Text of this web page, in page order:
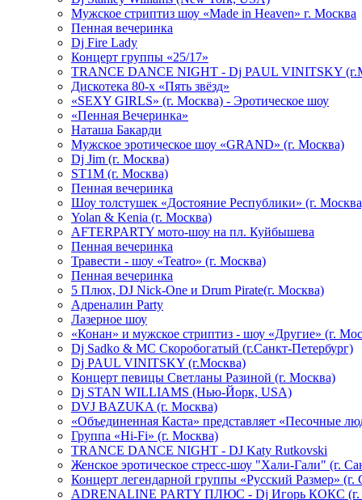
Мужское стриптиз шоу «Made in Heaven» г. Москва
Пенная вечеринка
Dj Fire Lady
Концерт группы «25/17»
TRANCE DANCE NIGHT - Dj PAUL VINITSKY
Дискотека 80-х «Пять звёзд»
«SEXY GIRLS» (г. Москва) - Эротическое шоу
«Пенная Вечеринка»
Hаташа Бакарди
Мужское эротическое шоу «GRAND» (г. Москва)
Dj Jim (г. Москва)
ST1M (г. Москва)
Пенная вечеринка
Шоу толстушек «Достояние Республики» (г.
Yolan & Kenia (г. Москва)
AFTERPARTY мото-шоу на пл. Куйбышева
Пенная вечеринка
Травести - шоу «Teatro» (г. Москва)
Пенная вечеринка
5 Плюх, DJ Nick-One и Drum Pirate(г. Москва)
Адреналин Party
Лазерное шоу
«Конан» и мужское стриптиз - шоу «Другие» (г.
Dj Sadko & МС Скоробогатый (г.Санкт-Петербург)
Dj PAUL VINITSKY (г.Москва)
Концерт певицы Светланы Разиной (г. Москва)
Dj STAN WILLIAMS (Нью-Йорк, USA)
DVJ BAZUKA (г. Москва)
«Объединенная Каста» представляет «Песочные
Группа «Hi-Fi» (г. Москва)
TRANCE DANCE NIGHT - DJ Katy Rutkovski
Женское эротическое стресс-шоу "Хали-Гали" (г.
Концерт легендарной группы «Русский Размер» (г.
ADRENALINE PARTY ПЛЮС - Dj Игорь КОКС (г.